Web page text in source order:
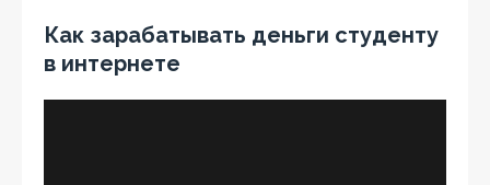
Как зарабатывать деньги студенту
в интернете